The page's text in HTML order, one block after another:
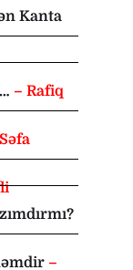
Kanta
– Rafiq
–